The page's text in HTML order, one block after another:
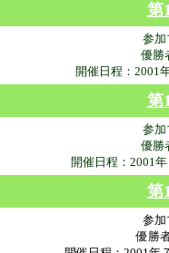
第
参加
優勝
開催日程：2001
第
参加
優勝
開催日程：2001
第
参加
優勝